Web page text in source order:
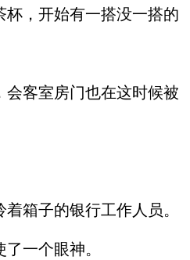
，开始有一搭没一搭的
客室房门也在这时候被
箱子的银行工作人员。
一个眼神。